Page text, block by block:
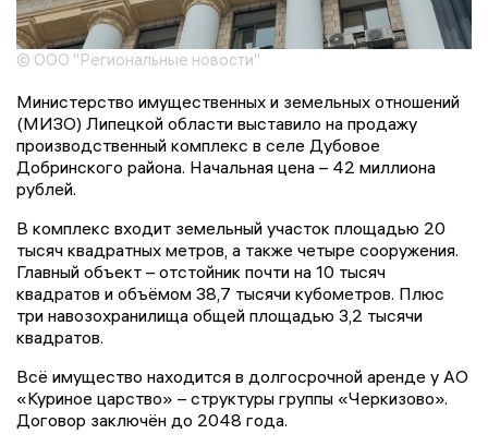
© ООО "Региональные новости"
Министерство имущественных и земельных отношений
(МИЗО) Липецкой области выставило на продажу
производственный комплекс в селе Дубовое
Добринского района. Начальная цена – 42 миллиона
рублей.
В комплекс входит земельный участок площадью 20
тысяч квадратных метров, а также четыре сооружения.
Главный объект – отстойник почти на 10 тысяч
квадратов и объёмом 38,7 тысячи кубометров. Плюс
три навозохранилища общей площадью 3,2 тысячи
квадратов.
Всё имущество находится в долгосрочной аренде у АО
«Куриное царство» – структуры группы «Черкизово».
Договор заключён до 2048 года.